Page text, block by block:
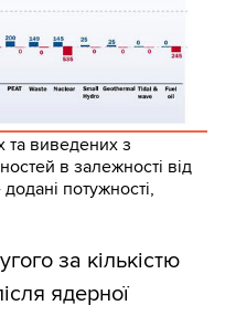
виведених з
в залежності від
потужності,
за кількістю
ядерної